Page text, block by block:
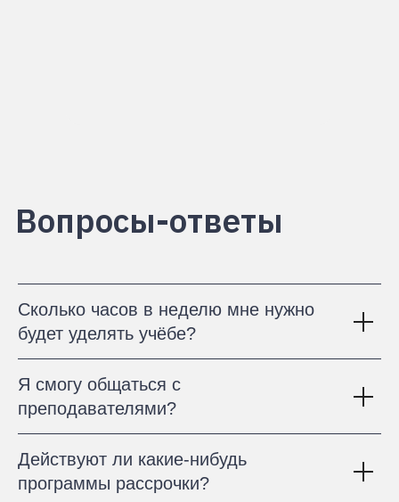
Сколько часов в неделю мне нужно
будет уделять учёбе?
Я смогу общаться с
преподавателями?
Действуют ли какие-нибудь
программы рассрочки?